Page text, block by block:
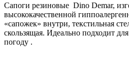
Сапоги резиновые Dino Demar,
высококачественной
«сапожек» внутри, текстильная
скользящая. Идеально подходит
погоду .